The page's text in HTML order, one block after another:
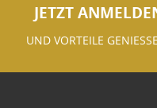
JETZT
UND VORTEILE